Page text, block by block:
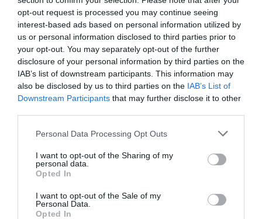
opt-out request is processed you may continue seeing
interest-based ads based on personal information utilized by
us or personal information disclosed to third parties prior to
your opt-out. You may separately opt-out of the further
disclosure of your personal information by third parties on the
IAB’s list of downstream participants. This information may
also be disclosed by us to third parties on the IAB’s List of
Downstream Participants that may further disclose it to other
Please note that this website/app uses one or more Google
not limited to your visit or usage behaviour. You may click to
grant or deny consent to Google and its third-party tags to
use your data for below specified purposes in below Google
consent section.
Personal Data Processing Opt Outs
I want to opt-out of the Sharing of my
personal data.
Opted In
I want to opt-out of the Sale of my
Personal Data.
Opted In
Legfrissebb híreink
2026. augusztus 06|
EGY EGRI CSALÁD TÖRTÉNE...